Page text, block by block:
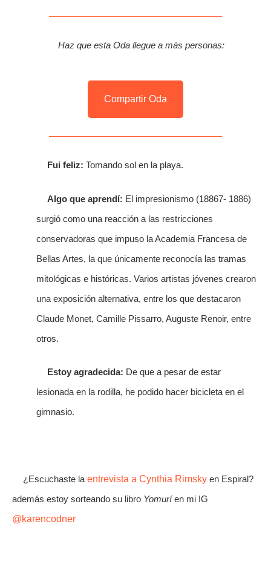
Haz que esta Oda llegue a más personas:
Compartir Oda
Fui feliz: Tomando sol en la playa.
Algo que aprendí: El impresionismo (18867- 1886)
surgió como una reacción a las restricciones
conservadoras que impuso la Academia Francesa de
Bellas Artes, la que únicamente reconocía las tramas
mitológicas e históricas. Varios artistas jóvenes crearon
una exposición alternativa, entre los que destacaron
Claude Monet, Camille Pissarro, Auguste Renoir, entre
otros.
Estoy agradecida: De que a pesar de estar
lesionada en la rodilla, he podido hacer bicicleta en el
gimnasio.
¿Escuchaste la entrevista a Cynthia Rimsky en Espiral?
además estoy sorteando su libro Yomuríen mi IG
@karencodner